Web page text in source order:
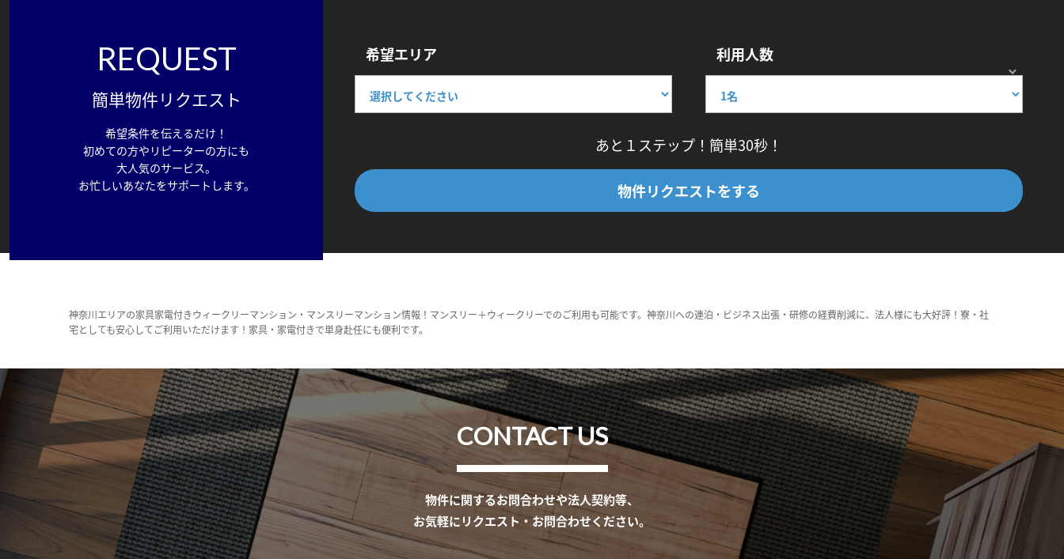
REQUEST
簡単物件リクエスト
希望条件を伝えるだけ！
初めての方やリピーターの方にも
大人気のサービス。
お忙しいあなたをサポートします。
希望エリア 利用人数
あと１ステップ！簡単30秒！
物件リクエストをする
神奈川エリアの家具家電付きウィークリーマンション・マンスリーマンション情報！マンスリー＋ウィークリーでのご利用も可能です。神奈川への連泊・ビジネス出張・研修の経費削減に、法人様にも大好評！寮・社
宅としても安心してご利用いただけます！家具・家電付きで単身赴任にも便利です。
CONTACT US
物件に関するお問合わせや法人契約等、
お気軽にリクエスト・お問合わせください。